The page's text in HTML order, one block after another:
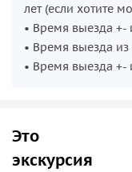
лет (если хотите
• Время выезда +-
• Время выезда
• Время выезда +-
Это
экскурсия